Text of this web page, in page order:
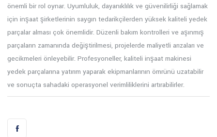
önemli bir rol oynar. Uyumluluk, dayanıklılık ve güvenilirliği sağlamak
için inşaat şirketlerinin saygın tedarikçilerden yüksek kaliteli yedek
parçalar alması çok önemlidir. Düzenli bakım kontrolleri ve aşınmış
parçaların zamanında değiştirilmesi, projelerde maliyetli arızaları ve
gecikmeleri önleyebilir. Profesyoneller, kaliteli inşaat makinesi
yedek parçalarına yatırım yaparak ekipmanlarının ömrünü uzatabilir
ve sonuçta sahadaki operasyonel verimliliklerini artırabilirler.